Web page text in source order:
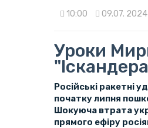
10:00 09.07. 2024
Уроки
Російські ракетні
початку липня
Шокуюча втрата
прямого ефіру